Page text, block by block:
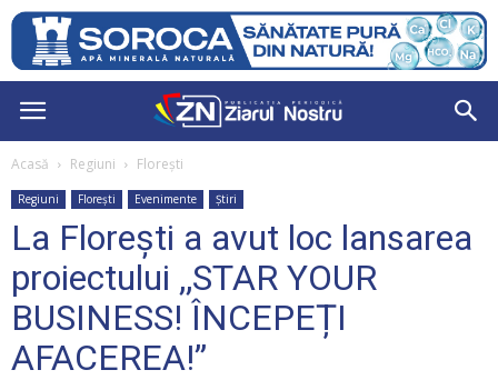
Acasă Regiuni Florești
Regiuni Florești Evenimente Știri
La Florești a avut loc lansarea
proiectului ,,STAR YOUR
BUSINESS! ÎNCEPEȚI
AFACEREA!”